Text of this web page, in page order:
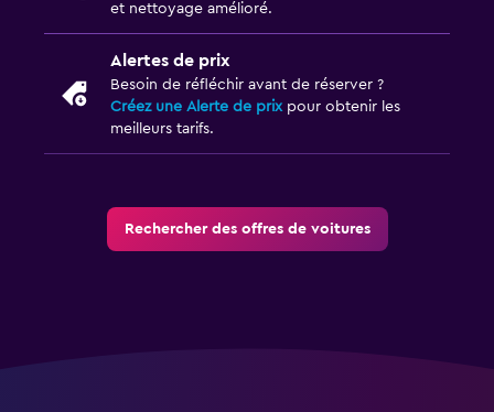
et nettoyage amélioré.
Alertes de prix
Besoin de réfléchir avant de réserver ?
Créez une Alerte de prixpour obtenir les
meilleurs tarifs.
Rechercher des offres de voitures